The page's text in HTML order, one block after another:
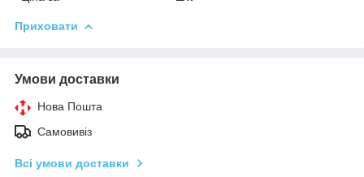
Приховати
Умови доставки
Нова Пошта
Самовивіз
Всі умови доставки